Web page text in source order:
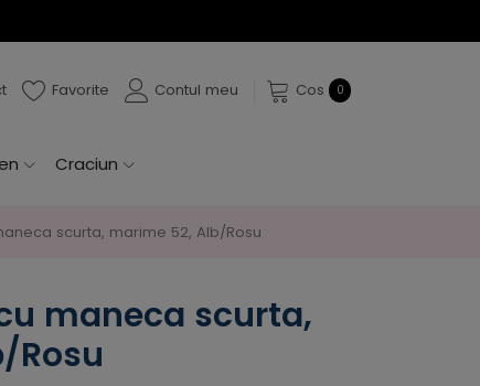
Favorite Contul meu Cos 0
Craciun
scurta, marime 52, Alb/Rosu
maneca scurta,
Rosu